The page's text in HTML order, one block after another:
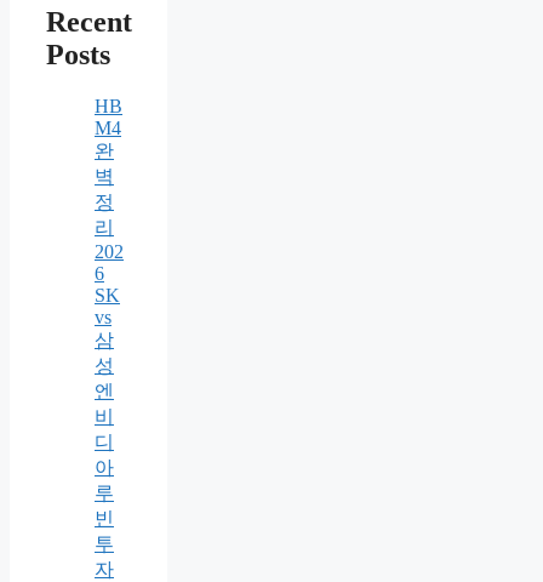
Recent
Posts
HB
M4
완
벽
정
리
202
6
SK
vs
삼
성
엔
비
디
아
루
빈
투
자